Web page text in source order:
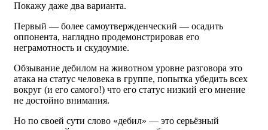
Покажу даже два варианта.
Первый — более самоутвержденческий — осадить
оппонента, наглядно продемонстрировав его
неграмотность и скудоумие.
Обзывание дебилом на животном уровне разговора это
атака на статус человека в группе, попытка убедить всех
вокруг (и его самого!) что его статус низкий его мнение
не достойно внимания.
Но по своей сути слово «дебил» — это серьёзный